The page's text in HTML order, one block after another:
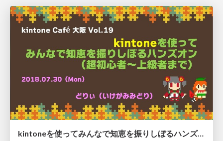
kintoneを使ってみんなで知恵を振りしぼるハンズオン（超初心者〜上級者まで）/20180730_kintonecafe-osaka_vol19